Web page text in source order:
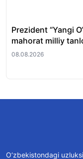
Prezident “Yangi
mahorat milliy
08.08.2026
O‘zbekistondagi